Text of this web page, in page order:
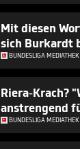
Mit diesen
sich Burkardt
BUNDESLIGA
Riera-Krach?
anstrengend
BUNDESLIGA